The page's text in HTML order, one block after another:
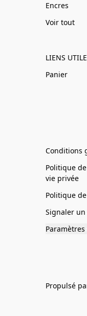
Encres
Voir tout
LIENS
Panier
Conditions
Politique
vie privée
Politique
Signaler un
Paramètres
Propulsé